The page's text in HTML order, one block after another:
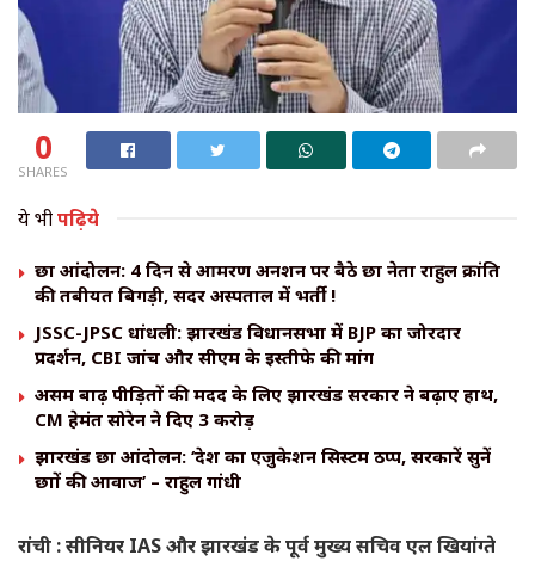
0
SHARES
ये भीपढ़िये
छात्र आंदोलन: 4 दिन से आमरण अनशन पर बैठे छात्र नेता राहुल क्रांति
की तबीयत बिगड़ी, सदर अस्पताल में भर्ती !
JSSC-JPSC धांधली: झारखंड विधानसभा में BJP का जोरदार
प्रदर्शन, CBI जांच और सीएम के इस्तीफे की मांग
असम बाढ़ पीड़ितों की मदद के लिए झारखंड सरकार ने बढ़ाए हाथ,
CM हेमंत सोरेन ने दिए ₹3 करोड़
झारखंड छात्र आंदोलन: ‘देश का एजुकेशन सिस्टम ठप्प, सरकारें सुनें
छात्रों की आवाज’ – राहुल गांधी
रांची : सीनियर IAS और झारखंड के पूर्व मुख्य सचिव एल खियांग्ते